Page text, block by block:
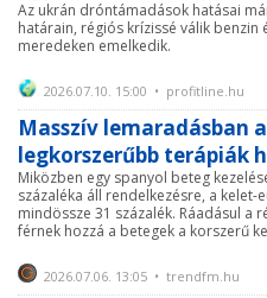
Az ukrán dróntámadások hatásai
határain, régiós krízissé válik benzin
meredeken emelkedik.
2026.07.10. 15:00 • profitline.hu
Masszív lemaradásban
legkorszerűbb terápiák
Miközben egy spanyol beteg
százaléka áll rendelkezésre, a
mindössze 31 százalék. Ráadásul a
férnek hozzá a betegek a korszerű
2026.07.06. 13:05 • trendfm.hu